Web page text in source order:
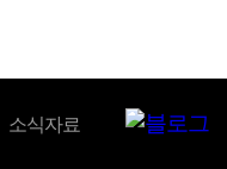
소식자료